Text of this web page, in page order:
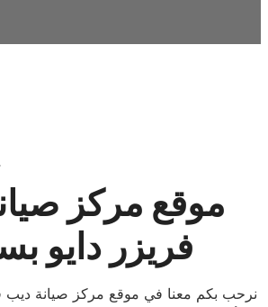
موقع مركز
فريزر دايو
نرحب بكم معنا في موقع مركز صيانة ديب